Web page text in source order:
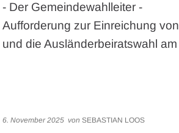
- Der Gemeindewahlleiter -
Aufforderung zur Einreichung
und die Ausländerbeiratswahl
6. November 2025 von SEBASTIAN LOOS